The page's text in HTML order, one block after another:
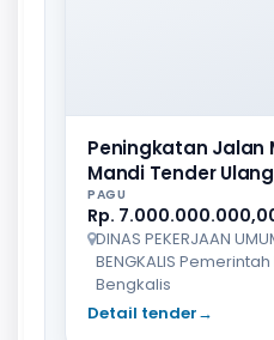
Peningkatan Jalan
Mandi Tender Ulang
PAGU
Rp.
DINAS PEKERJAAN
BENGKALIS
Bengkalis
Detail tender→